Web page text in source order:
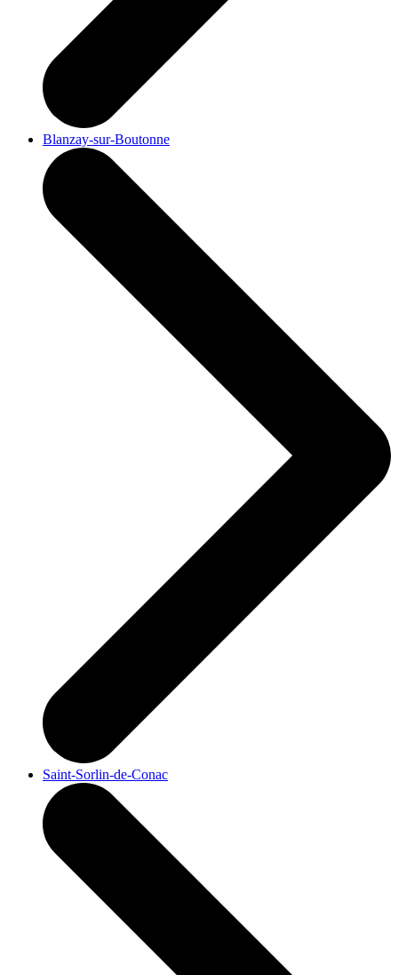
Blanzay-sur-Boutonne
Saint-Sorlin-de-Conac